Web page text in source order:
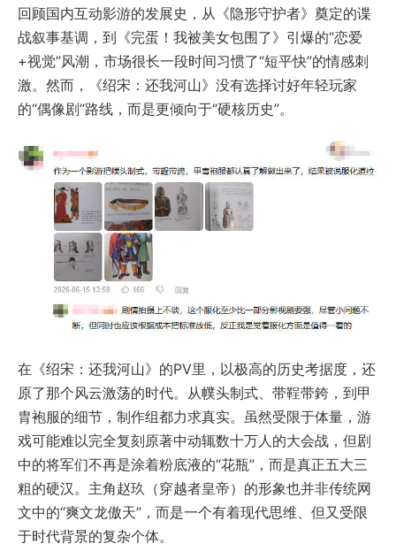
回顾国内互动影游的发展史，从《隐形守护者》奠定的谍
战叙事基调，到《完蛋！我被美女包围了》引爆的“恋爱
+视觉”风潮，市场很长一段时间习惯了“短平快”的情感刺
激。然而，《绍宋：还我河山》没有选择讨好年轻玩家
的“偶像剧”路线，而是更倾向于“硬核历史”。
在《绍宋：还我河山》的PV里，以极高的历史考据度，还
原了那个风云激荡的时代。从幞头制式、带鞓带銙，到甲
胄袍服的细节，制作组都力求真实。虽然受限于体量，游
戏可能难以完全复刻原著中动辄数十万人的大会战，但剧
中的将军们不再是涂着粉底液的“花瓶”，而是真正五大三
粗的硬汉。主角赵玖（穿越者皇帝）的形象也并非传统网
文中的“爽文龙傲天”，而是一个有着现代思维、但又受限
于时代背景的复杂个体。